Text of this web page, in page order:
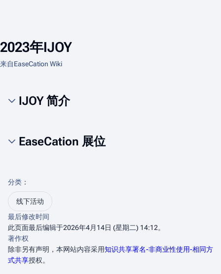
2023年IJOY
来自EaseCation Wiki
IJOY 简介
EaseCation 展位
分类 ：​
线下活动
最后修改时间
此页面最后编辑于2026年4月14日 (星期二) 14:12。
著作权
除非另有声明，本网站内容采用知识共享署名-非商业性使用-相同方
式共享授权。